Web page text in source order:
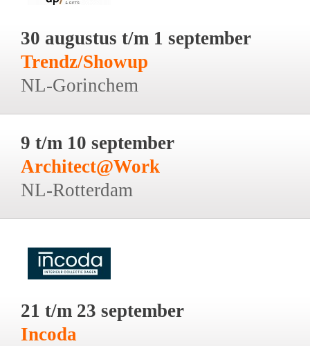
30 augustus t/m 1 september
Trendz/Showup
NL-Gorinchem
9 t/m 10 september
Architect@Work
NL-Rotterdam
21 t/m 23 september
Incoda